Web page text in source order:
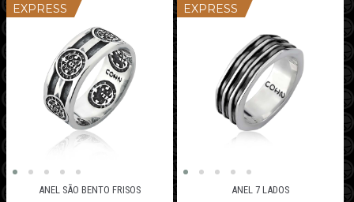
EXPRESS
ANEL SÃO BENTO FRISOS
EXPRESS
ANEL 7 LADOS